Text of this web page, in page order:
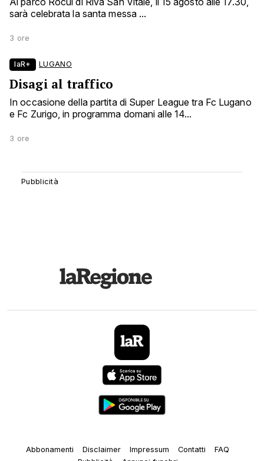
sarà celebrata la santa messa ...
3 ore
laR+ LUGANO
Disagi al traffico
In occasione della partita di Super League tra Fc Lugano
e Fc Zurigo, in programma domani alle 14...
3 ore
Abbonamenti Disclaimer Impressum Contatti
FAQ